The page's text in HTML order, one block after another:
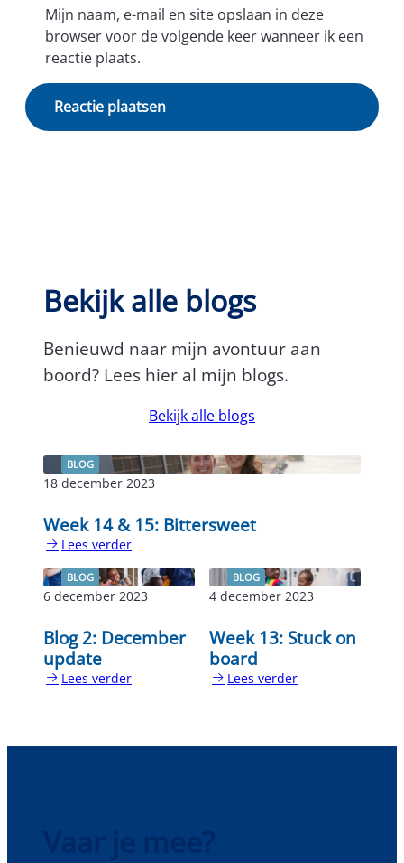
Mijn naam, e-mail en site opslaan in deze
browser voor de volgende keer wanneer ik een
reactie plaats.
Bekijk alle blogs
Benieuwd naar mijn avontuur aan
boord? Lees hier al mijn blogs.
Bekijk alle blogs
BLOG
18 december 2023
Week 14 & 15: Bittersweet
Lees verder
Week
14
15:
Bittersweet
BLOG
6 december 2023
Blog 2: December
update
Lees verder
December
BLOG
4 december 2023
Week 13: Stuck on
board
Lees verder
Stuck